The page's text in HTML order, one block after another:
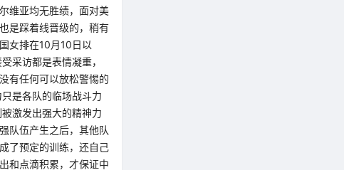
维亚均无胜绩，面对美
是踩着线晋级的，稍有
女排在10月10日以
采访都是表情凝重，
有任何可以放松警惕的
是各队的临场战斗力
激发出强大的精神力
队伍产生之后，其他队
了预定的训练，还自己
和点滴积累，才保证中